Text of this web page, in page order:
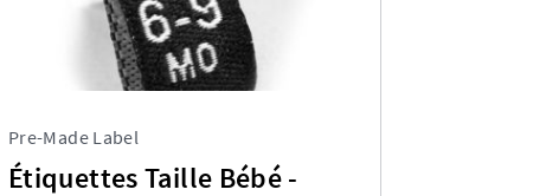
Pre-Made Label
Étiquettes Taille Bébé -